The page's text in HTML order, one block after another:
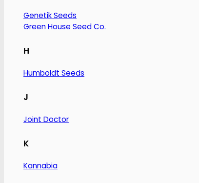
Genetik Seeds
Green House Seed Co.
H
Humboldt Seeds
J
Joint Doctor
K
Kannabia